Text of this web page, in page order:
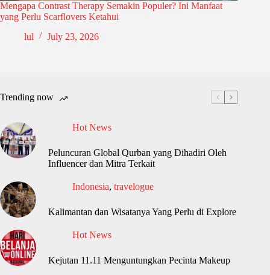
Mengapa Contrast Therapy Semakin Populer? Ini Manfaat
yang Perlu Scarflovers Ketahui
lul
July 23, 2026
Trending now
Hot News
Peluncuran Global Qurban yang Dihadiri Oleh
Influencer dan Mitra Terkait
Indonesia, travelogue
Kalimantan dan Wisatanya Yang Perlu di Explore
Hot News
Kejutan 11.11 Menguntungkan Pecinta Makeup